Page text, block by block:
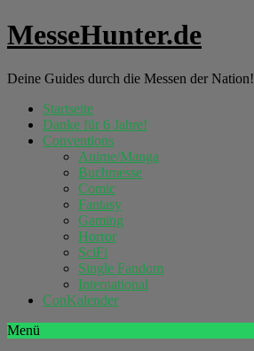
MesseHunter.de
Deine Guides durch die Messen der Nation!
Startseite
Danke für 6 Jahre!
Conventions
Anime/Manga
Buchmesse
Comic
Fantasy
Gaming
Horror
SciFi
Single Fandom
International
ConKalender
Menü